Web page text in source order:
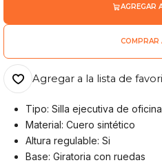
AGREGAR
COMPRAR
Agregar a la lista de
Tipo: Silla ejecutiva de oficina
Material: Cuero sintético
Altura regulable: Si
Base: Giratoria con ruedas